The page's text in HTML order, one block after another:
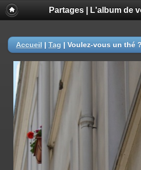
Partages | L'album de
Accueil | Tag | Voulez-vous un thé ?